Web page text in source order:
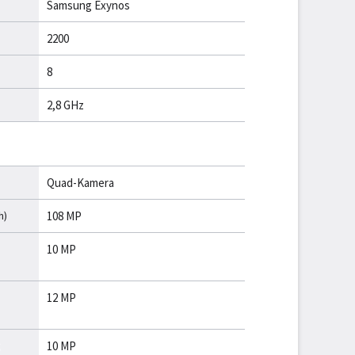
Samsung Exynos
2200
8
2,8 GHz
Quad-Kamera
108 MP
10 MP
12 MP
10 MP